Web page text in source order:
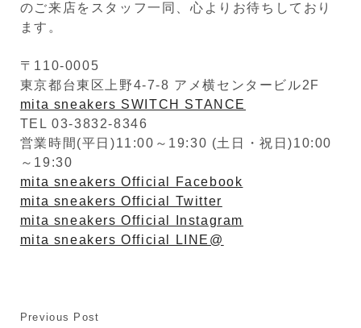
のご来店をスタッフ一同、心よりお待ちしており
ます。
〒110-0005
東京都台東区上野4-7-8 アメ横センタービル2F
mita sneakers SWITCH STANCE
TEL 03-3832-8346
営業時間(平日)11:00～19:30 (土日・祝日)10:00
～19:30
mita sneakers Official Facebook
mita sneakers Official Twitter
mita sneakers Official Instagram
mita sneakers Official LINE@
Previous Post